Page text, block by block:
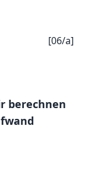
[06/a]
berechnen